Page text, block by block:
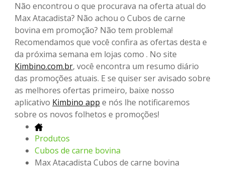
Não encontrou o que procurava na oferta atual do
Max Atacadista? Não achou o Cubos de carne
bovina em promoção? Não tem problema!
Recomendamos que você confira as ofertas desta e
da próxima semana em lojas como . No site
Kimbino.com.br, você encontra um resumo diário
das promoções atuais. E se quiser ser avisado sobre
as melhores ofertas primeiro, baixe nosso
aplicativo Kimbino app e nós lhe notificaremos
sobre os novos folhetos e promoções!
Produtos
Cubos de carne bovina
Max Atacadista Cubos de carne bovina